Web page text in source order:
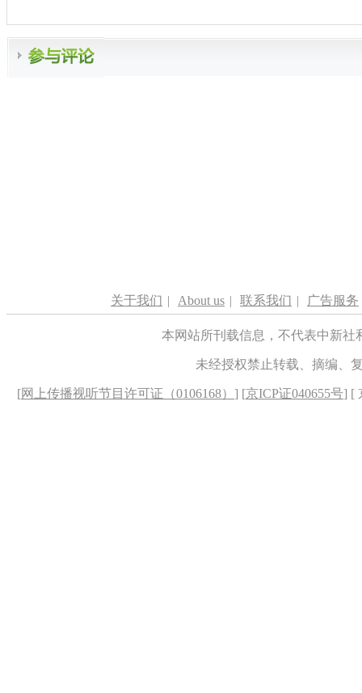
关于我们 | About us | 联系我们 | 广告服务
本网站所刊载信息，不代表中新
未经授权禁止转载、摘编、
[网上传播视听节目许可证（0106168） ] [京ICP证040655号] [